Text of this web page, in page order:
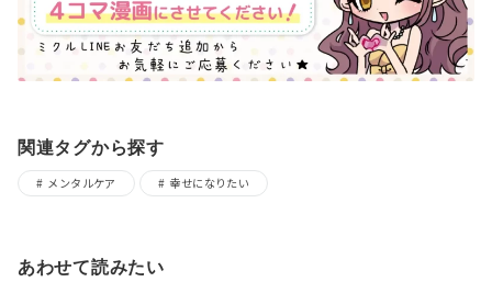
関連タグから探す
メンタルケア 幸せになりたい
あわせて読みたい